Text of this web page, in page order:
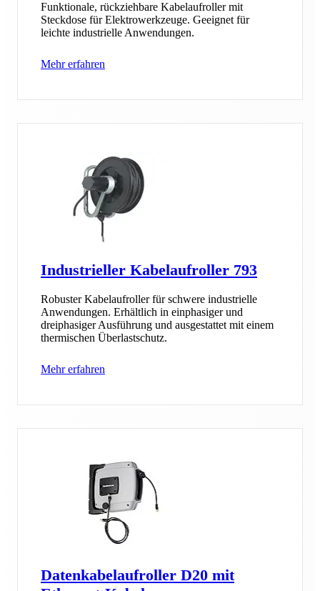
Funktionale, rückziehbare Kabelaufroller mit
Steckdose für Elektrowerkzeuge. Geeignet für
leichte industrielle Anwendungen.
Mehr erfahren
Industrieller Kabelaufroller 793
Robuster Kabelaufroller für schwere industrielle
Anwendungen. Erhältlich in einphasiger und
dreiphasiger Ausführung und ausgestattet mit einem
thermischen Überlastschutz.
Mehr erfahren
Datenkabelaufroller D20 mit